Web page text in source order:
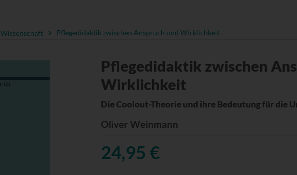
Wissenschaft Pflegedidaktik zwischen Anspruch und Wirklichkeit
Pflegedidaktik zwischen
Wirklichkeit
Die Coolout-Theorie und ihre Bedeutung für die
Oliver Weinmann
24,95 €